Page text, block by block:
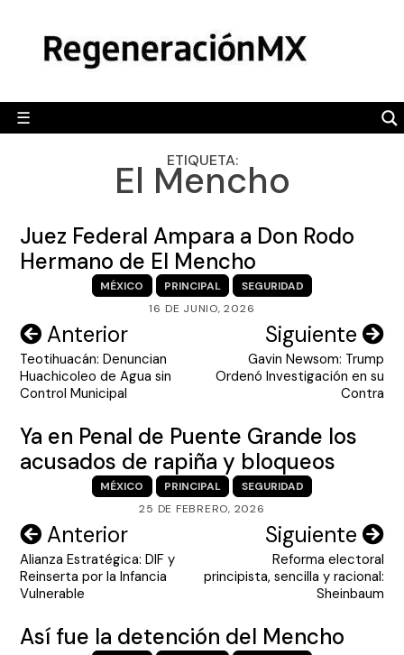
content
☰
POLÍTICA
CAMALEÓN
OPINIÓN
ENGLISH SECTION
VIDEOS
ETIQUETA:
El Mencho
Juez Federal Ampara a Don Rodo
Hermano de El Mencho
MÉXICO PRINCIPAL
SEGURIDAD
16 DE JUNIO, 2026
Navegación
de
entradas
Anterior
Teotihuacán: Denuncian
Huachicoleo de Agua sin
Control Municipal
Siguiente
Gavin Newsom: Trump
Ordenó Investigación en su
Contra
Ya en Penal de Puente Grande los
acusados de rapiña y bloqueos
MÉXICO PRINCIPAL
SEGURIDAD
25 DE FEBRERO, 2026
Navegación
de
entradas
Anterior
Alianza Estratégica: DIF y
Reinserta por la Infancia
Vulnerable
Siguiente
Reforma electoral
principista, sencilla y racional:
Sheinbaum
Así fue la detención del Mencho